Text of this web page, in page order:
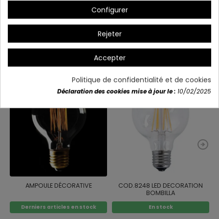
Détails du produit
Vous aimerez aussi
AMPOULE DÉCORATIVE
Derniers articles en stock
COD.8248 LED DECORATION
BOMBILLA
En stock
Configurer
Rejeter
Accepter
Politique de confidentialité et de cookies
Déclaration des cookies mise à jour le : 10/02/2025